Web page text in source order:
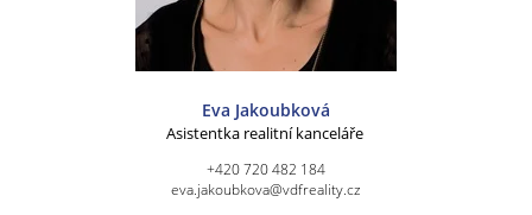
Eva Jakoubková
Asistentka realitní kanceláře
+420 720 482 184
eva.jakoubkova@vdfreality.cz